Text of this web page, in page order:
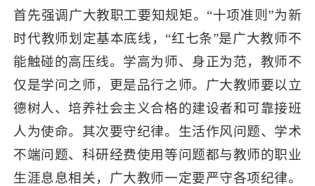
首先强调广大教职工要知规矩。“十项准则”为新
时代教师划定基本底线，“红七条”是广大教师不
能触碰的高压线。学高为师、身正为范，教师不
仅是学问之师，更是品行之师。广大教师要以立
德树人、培养社会主义合格的建设者和可靠接班
人为使命。其次要守纪律。生活作风问题、学术
不端问题、科研经费使用等问题都与教师的职业
生涯息息相关，广大教师一定要严守各项纪律。